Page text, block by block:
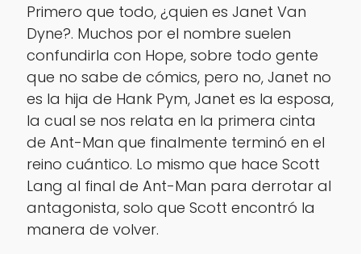
Primero que todo, ¿quien es Janet Van
Dyne?. Muchos por el nombre suelen
confundirla con Hope, sobre todo gente
que no sabe de cómics, pero no, Janet no
es la hija de Hank Pym, Janet es la esposa,
la cual se nos relata en la primera cinta
de Ant-Man que finalmente terminó en el
reino cuántico. Lo mismo que hace Scott
Lang al final de Ant-Man para derrotar al
antagonista, solo que Scott encontró la
manera de volver.